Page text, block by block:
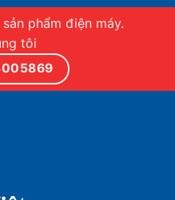
phẩm điện máy.
tôi